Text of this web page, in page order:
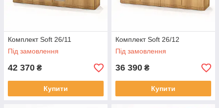
Комплект Soft 26/11
Під замовлення
42 370 ₴
Купити
Комплект Soft 26/12
Під замовлення
36 390 ₴
Купити